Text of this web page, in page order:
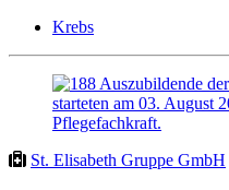
Krebs
St. Elisabeth Gruppe GmbH